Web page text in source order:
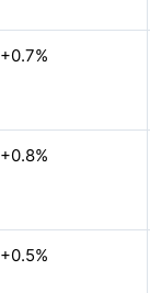
+0.7%
+0.8%
+0.5%